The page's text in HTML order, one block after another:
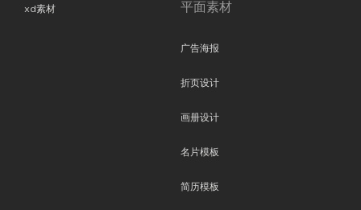
xd素材 平面素材
广告海报
折页设计
画册设计
名片模板
简历模板